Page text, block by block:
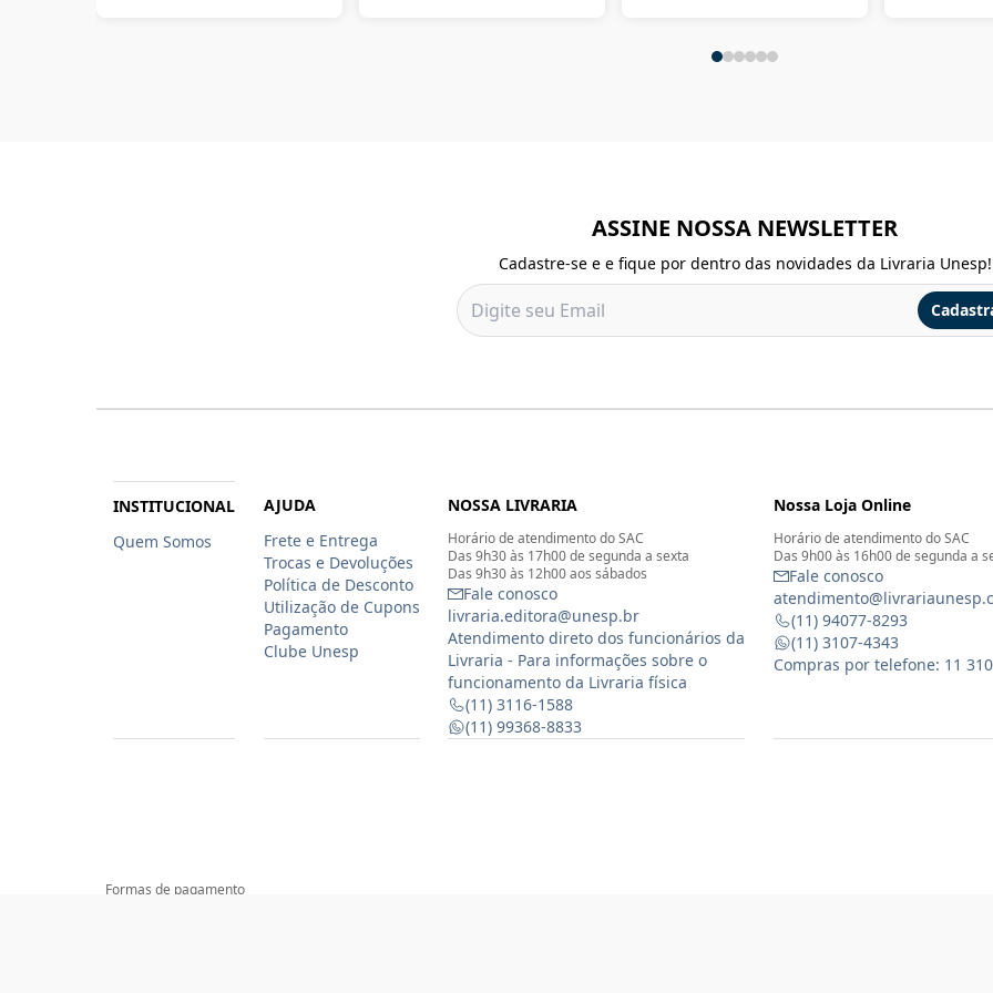
ASSINE NOSSA NEWSLETTER
Cadastre-se e e fique por dentro das novidades da Livraria Unesp!
INSTITUCIONAL
Quem Somos
AJUDA
Frete e Entrega
Trocas e Devoluções
Política de Desconto
Utilização de Cupons
Pagamento
Clube Unesp
NOSSA LIVRARIA
Horário de atendimento do SAC
Das 9h30 às 17h00 de segunda a sexta
Das 9h30 às 12h00 aos sábados
Fale conosco
livraria.editora@unesp.br
Atendimento direto dos funcionários da
Livraria - Para informações sobre o
funcionamento da Livraria física
(11) 3116-1588
(11) 99368-8833
Nossa Loja Online
Horário de atendimento do SAC
Das 9h00 às 16h00 de segunda a
Fale conosco
(11) 94077-8293
(11) 3107-4343
Compras por telefone: 11
Formas de pagamento